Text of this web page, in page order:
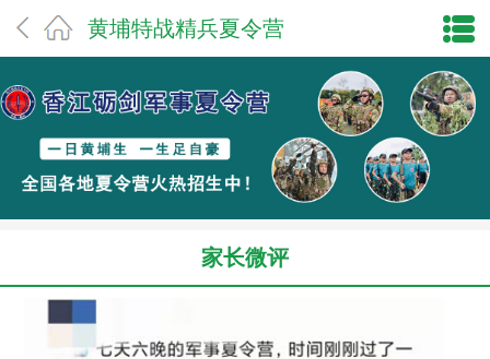
黄埔特战精兵夏令营
家长微评